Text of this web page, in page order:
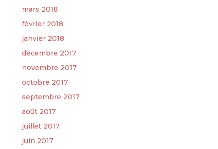
mars 2018
février 2018
janvier 2018
décembre 2017
novembre 2017
octobre 2017
septembre 2017
août 2017
juillet 2017
juin 2017